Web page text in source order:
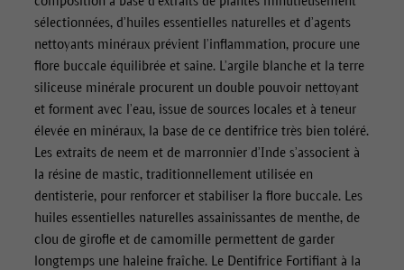
sélectionnées, d’huiles essentielles naturelles et d’agents
nettoyants minéraux prévient l’inflammation, procure une
flore buccale équilibrée et saine. L’argile blanche et la terre
siliceuse minérale procurent un double pouvoir nettoyant
et forment avec l’eau, issue de sources locales et à teneur
élevée en minéraux, la base de ce dentifrice très bien toléré.
Les extraits de neem et de marronnier d’Inde s’associent à
la résine de mastic, traditionnellement utilisée en
dentisterie, pour renforcer et stabiliser la flore buccale. Les
huiles essentielles naturelles assainissantes de menthe, de
clou de girofle et de camomille permettent de garder
longtemps une haleine fraîche. Le Dentifrice Fortifiant à la